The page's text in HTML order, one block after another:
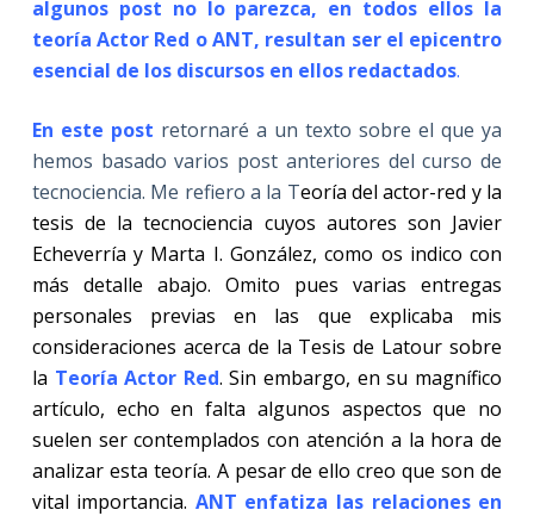
algunos post no lo parezca, en todos ellos la
teoría Actor Red o ANT, resultan ser el epicentro
esencial de los discursos en ellos redactados.
En este post retornaré a un texto sobre el que ya
hemos basado varios post anteriores del curso de
tecnociencia. Me refiero a la Teoría del actor-red y la
tesis de la tecnociencia cuyos autores son Javier
Echeverría y Marta I. González, como os indico con
más detalle abajo. Omito pues varias entregas
personales previas en las que explicaba mis
consideraciones acerca de la Tesis de Latour sobre
la Teoría Actor Red. Sin embargo, en su magnífico
artículo, echo en falta algunos aspectos que no
suelen ser contemplados con atención a la hora de
analizar esta teoría. A pesar de ello creo que son de
vital importancia. ANT enfatiza las relaciones en